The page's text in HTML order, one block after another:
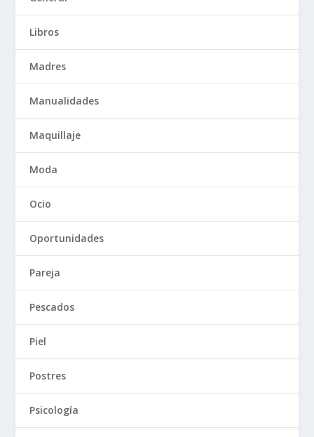
Libros
Madres
Manualidades
Maquillaje
Moda
Ocio
Oportunidades
Pareja
Pescados
Piel
Postres
Psicología